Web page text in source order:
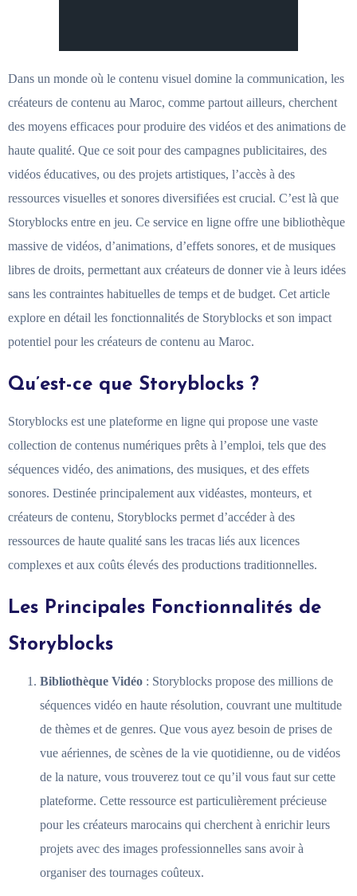
Dans un monde où le contenu visuel domine la communication, les
créateurs de contenu au Maroc, comme partout ailleurs, cherchent
des moyens efficaces pour produire des vidéos et des animations de
haute qualité. Que ce soit pour des campagnes publicitaires, des
vidéos éducatives, ou des projets artistiques, l’accès à des
ressources visuelles et sonores diversifiées est crucial. C’est là que
Storyblocks entre en jeu. Ce service en ligne offre une bibliothèque
massive de vidéos, d’animations, d’effets sonores, et de musiques
libres de droits, permettant aux créateurs de donner vie à leurs idées
sans les contraintes habituelles de temps et de budget. Cet article
explore en détail les fonctionnalités de Storyblocks et son impact
potentiel pour les créateurs de contenu au Maroc.
Qu’est-ce que Storyblocks ?
Storyblocks est une plateforme en ligne qui propose une vaste
collection de contenus numériques prêts à l’emploi, tels que des
séquences vidéo, des animations, des musiques, et des effets
sonores. Destinée principalement aux vidéastes, monteurs, et
créateurs de contenu, Storyblocks permet d’accéder à des
ressources de haute qualité sans les tracas liés aux licences
complexes et aux coûts élevés des productions traditionnelles.
Les Principales Fonctionnalités de
Storyblocks
Bibliothèque Vidéo : Storyblocks propose des millions de
séquences vidéo en haute résolution, couvrant une multitude
de thèmes et de genres. Que vous ayez besoin de prises de
vue aériennes, de scènes de la vie quotidienne, ou de vidéos
de la nature, vous trouverez tout ce qu’il vous faut sur cette
plateforme. Cette ressource est particulièrement précieuse
pour les créateurs marocains qui cherchent à enrichir leurs
projets avec des images professionnelles sans avoir à
organiser des tournages coûteux.